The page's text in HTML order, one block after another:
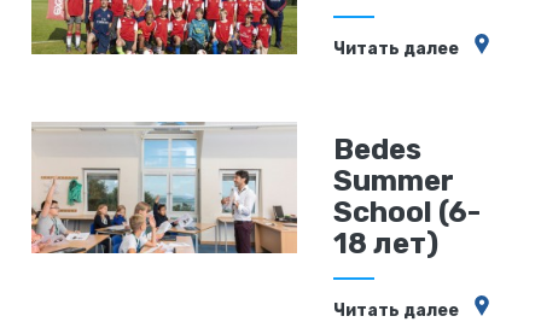
Читать далее
Bedes
Summer
School (6-
18 лет)
Читать далее